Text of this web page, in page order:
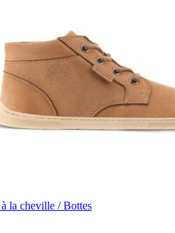
à la cheville / Bottes